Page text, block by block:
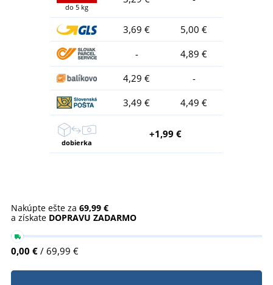
do 5 kg
3,69 €
5,00 €
-
4,89 €
4,29 €
-
3,49 €
4,49 €
dobierka
+1,99 €
Nakúpte ešte za 69,99 €
a získate DOPRAVU ZADARMO
0,00 € / 69,99 €